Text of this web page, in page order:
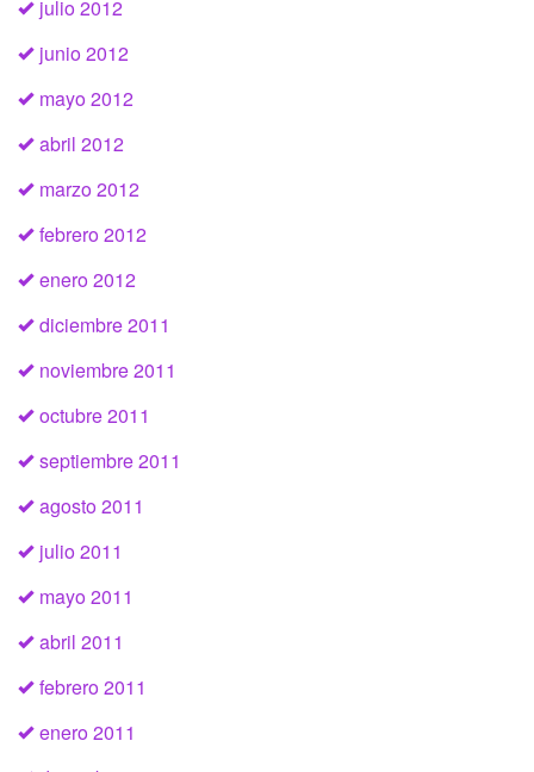
julio 2012
junio 2012
mayo 2012
abril 2012
marzo 2012
febrero 2012
enero 2012
diciembre 2011
noviembre 2011
octubre 2011
septiembre 2011
agosto 2011
julio 2011
mayo 2011
abril 2011
febrero 2011
enero 2011